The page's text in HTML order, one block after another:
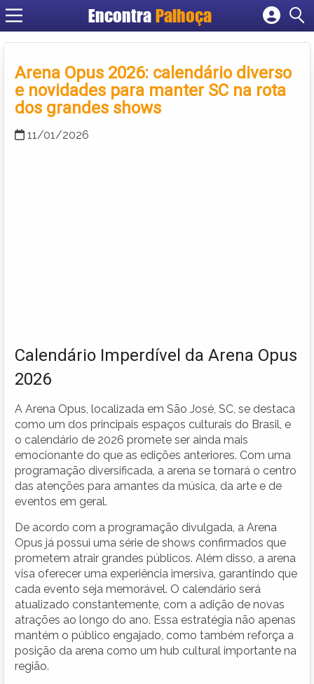
EncontraPalhoça
Cadastrar empresa
Criar conta
Arena Opus 2026: calendário diverso
e novidades para manter SC na rota
dos grandes shows
11/01/2026
Calendário Imperdível da Arena Opus
2026
A Arena Opus, localizada em São José, SC, se destaca
como um dos principais espaços culturais do Brasil, e
o calendário de 2026 promete ser ainda mais
emocionante do que as edições anteriores. Com uma
programação diversificada, a arena se tornará o centro
das atenções para amantes da música, da arte e de
eventos em geral.
De acordo com a programação divulgada, a Arena
Opus já possui uma série de shows confirmados que
prometem atrair grandes públicos. Além disso, a arena
visa oferecer uma experiência imersiva, garantindo que
cada evento seja memorável. O calendário será
atualizado constantemente, com a adição de novas
atrações ao longo do ano. Essa estratégia não apenas
mantém o público engajado, como também reforça a
posição da arena como um hub cultural importante na
região.